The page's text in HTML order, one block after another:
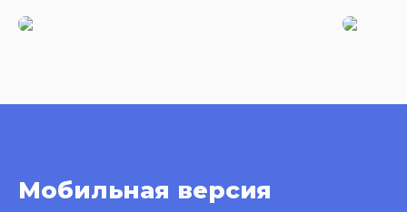
Мобильная версия